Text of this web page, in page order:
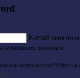
E-mail Verrà
istruzioni necessarie.
al nome utente? Effettua